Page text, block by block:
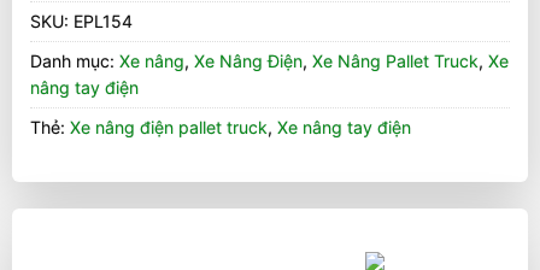
SKU: EPL154
Danh mục: Xe nâng, Xe Nâng Điện, Xe Nâng Pallet Truck, Xe
nâng tay điện
Thẻ: Xe nâng điện pallet truck, Xe nâng tay điện